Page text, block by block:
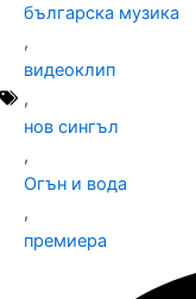
българска музика
,
видеоклип
,
нов сингъл
,
Огън и вода
,
премиера